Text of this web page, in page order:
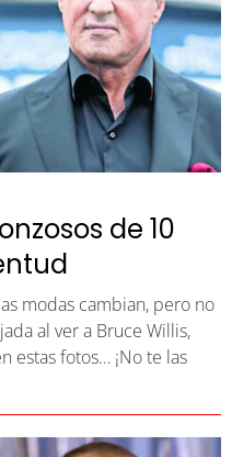
de 10
modas cambian, pero no
al ver a Bruce Willis,
estas fotos… ¡No te las